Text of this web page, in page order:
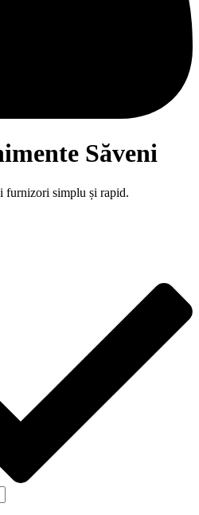
Săveni
furnizori simplu și rapid.